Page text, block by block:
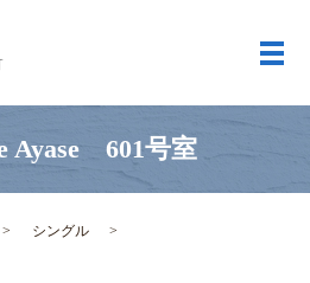
メ
Ayase 601号室
シングル